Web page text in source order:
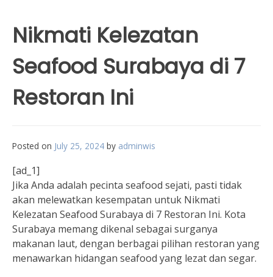
Nikmati Kelezatan
Seafood Surabaya di 7
Restoran Ini
Posted on July 25, 2024 by adminwis
[ad_1]
Jika Anda adalah pecinta seafood sejati, pasti tidak
akan melewatkan kesempatan untuk Nikmati
Kelezatan Seafood Surabaya di 7 Restoran Ini. Kota
Surabaya memang dikenal sebagai surganya
makanan laut, dengan berbagai pilihan restoran yang
menawarkan hidangan seafood yang lezat dan segar.